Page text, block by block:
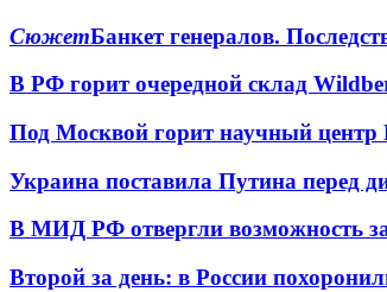
СюжетБанкет генералов.
В РФ горит очередной склад
Под Москвой горит научный центр
Украина поставила Путина перед
В МИД РФ отвергли возможность
Второй за день: в России